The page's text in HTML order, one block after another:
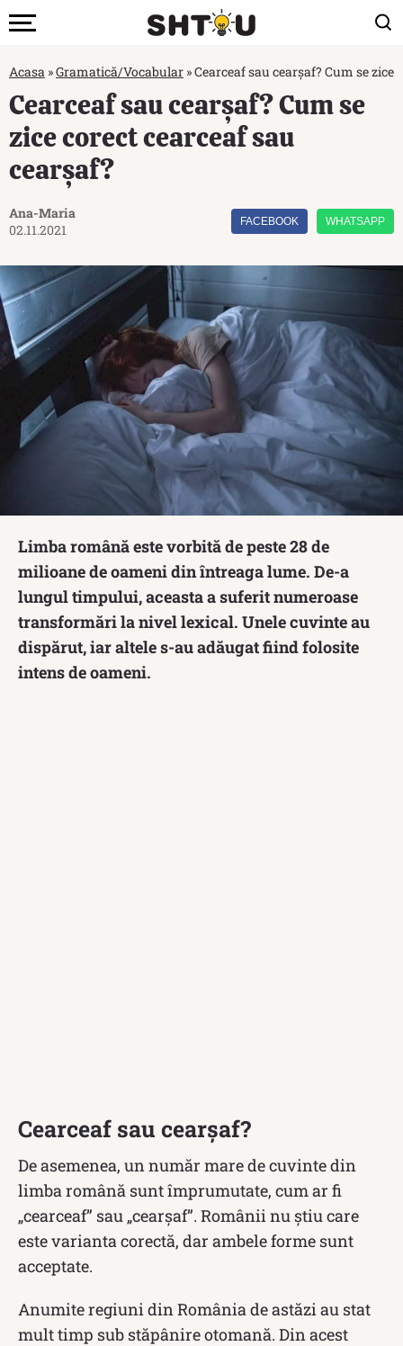
Acasa »Gramatică/Vocabular »Cearceaf sau cearșaf? Cum se zice
Cearceaf sau cearșaf? Cum se
zice corect cearceaf sau
cearșaf?
Ana-Maria
02.11.2021
FACEBOOK WHATSAPP
Limba română este vorbită de peste 28 de
milioane de oameni din întreaga lume. De-a
lungul timpului, aceasta a suferit numeroase
transformări la nivel lexical. Unele cuvinte au
dispărut, iar altele s-au adăugat fiind folosite
intens de oameni.
Cearceaf sau cearșaf?
De asemenea, un număr mare de cuvinte din
limba română sunt împrumutate, cum ar fi
„cearceaf” sau „cearșaf”. Românii nu știu care
este varianta corectă, dar ambele forme sunt
acceptate.
Anumite regiuni din România de astăzi au stat
mult timp sub stăpânire otomană. Din acest